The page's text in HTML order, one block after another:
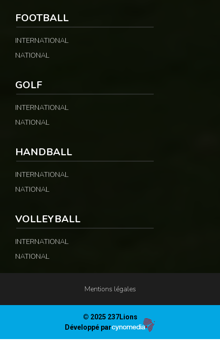
FOOTBALL
INTERNATIONAL
NATIONAL
GOLF
INTERNATIONAL
NATIONAL
HANDBALL
INTERNATIONAL
NATIONAL
VOLLEYBALL
INTERNATIONAL
NATIONAL
Mentions légales
© 2025 237Lions
Développé par